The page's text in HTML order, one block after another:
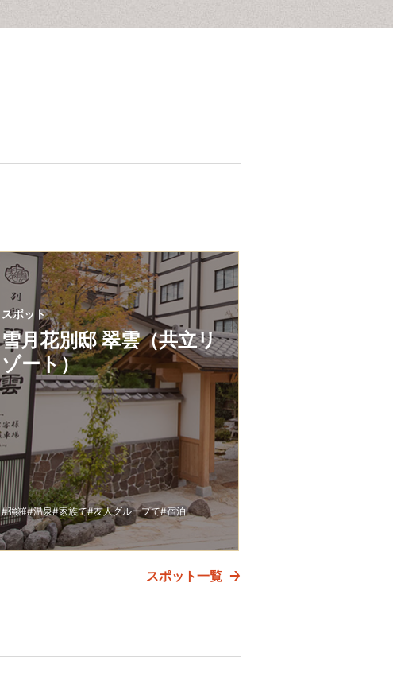
スポット
雪月花別邸 翠雲（共立リ
ゾート）
#強羅#温泉#家族で#友人グループで#宿泊
スポット一覧